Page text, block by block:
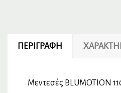
ΠΕΡΙΓΡΑΦΉ
Μεντεσές BLUMOTION